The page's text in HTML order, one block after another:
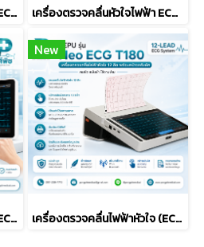
เครื่องตรวจคลื่นไฟฟ้าหัวใจ (ECG) ยี่ห้อ Carewell รุ่น ECG-1112M เครื่องตรวจคลื่นหัวใจไฟฟ้า ECGMAC รุ่น EM-301
เครื่องตรวจคลื่นหัวใจไฟฟ้า (ECG) Lepu รุ่น Neo ECG S120
New
เครื่องตรวจคลื่นไฟฟ้าหัวใจ (ECG) Lepu รุ่น Neo ECG T180 (ECGTablet) Wifi